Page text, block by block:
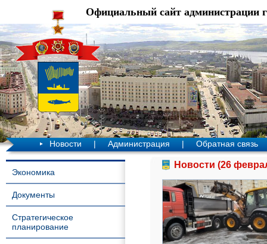
Официальный сайт администрации
Новости | Администрация | Обратная связь
Экономика
Документы
Стратегическое
планирование
Новости (26